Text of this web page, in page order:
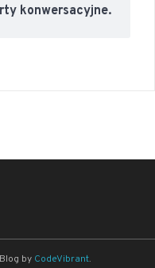
konwersacyjne.
by CodeVibrant.